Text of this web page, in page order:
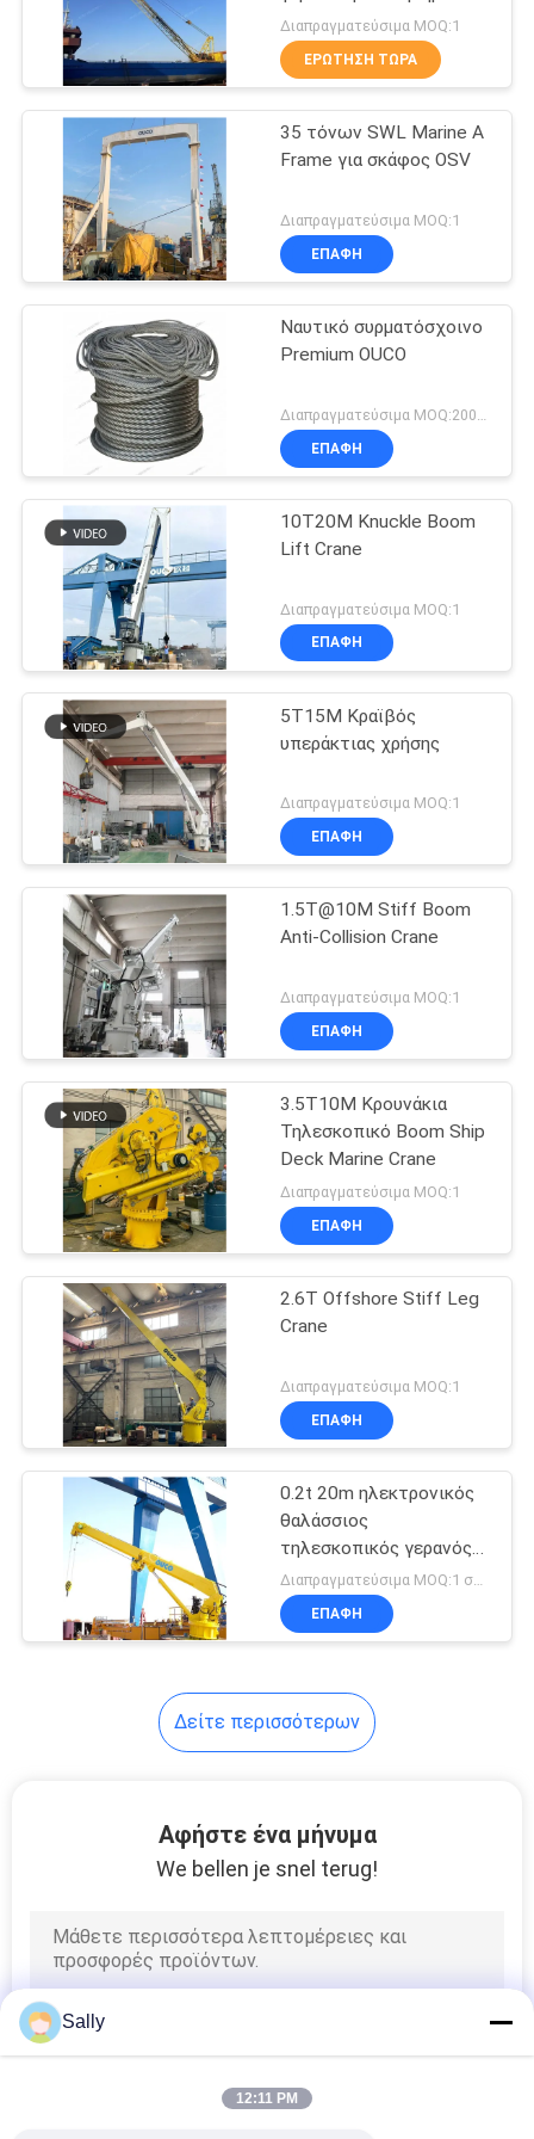
SITEMAP
ΠΟΛΙΤΙΚΉ
ΑΠΟΡΡΉΤΟΥ
Ασύρματη αρπαγή
τηλεχειρισμού
57
Θαλάσσιοι γερανοί
123
Παράκτιος γερανός
βάθρων
Γερανοί
καταστρωμάτων
πλοίων
Τηλεσκοπικός
γερανός βραχιόνων
Τοποθετημένος
φορτηγό γερανός
διαστολέας
Χοάνη Eco
ντίζελ
Διαπραγματεύσιμα MOQ:1
ΕΡΏΤΗΣΗ ΤΏΡΑ
35 τόνων SWL Marine A
Frame για σκάφος OSV
Διαπραγματεύσιμα MOQ:1
ΕΠΑΦΉ
Ναυτικό συρματόσχοινο
Premium OUCO
ΕΠΑΦΉ
10T20M Knuckle Boom
Lift Crane
Διαπραγματεύσιμα MOQ:1
ΕΠΑΦΉ
5T15M Κραϊβός
υπεράκτιας χρήσης
Διαπραγματεύσιμα MOQ:1
ΕΠΑΦΉ
1.5T@10M Stiff Boom
Anti-Collision Crane
Διαπραγματεύσιμα MOQ:1
ΕΠΑΦΉ
3.5T10M Κρουνάκια
Τηλεσκοπικό Boom Ship
Deck Marine Crane
Διαπραγματεύσιμα MOQ:1
ΕΠΑΦΉ
2.6T Offshore Stiff Leg
Crane
Διαπραγματεύσιμα MOQ:1
ΕΠΑΦΉ
0.2t 20m ηλεκτρονικός
θαλάσσιος
τηλεσκοπικός γερανός
βραχιόνων για τις
βάρκες
Διαπραγματεύσιμα MOQ:1 σύνολο
ΕΠΑΦΉ
Δείτε περισσότερων
Αφήστε ένα μήνυμα
We bellen je snel terug!
Sally
12:11 PM